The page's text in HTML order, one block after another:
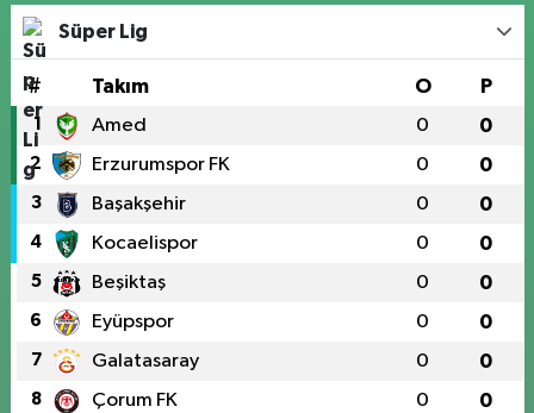
Süper Lig
# Takım O P
1 Amed 0 0
2 Erzurumspor FK 0 0
3 Başakşehir 0 0
4 Kocaelispor 0 0
5 Beşiktaş 0 0
6 Eyüpspor 0 0
7 Galatasaray 0 0
8 Çorum FK 0 0